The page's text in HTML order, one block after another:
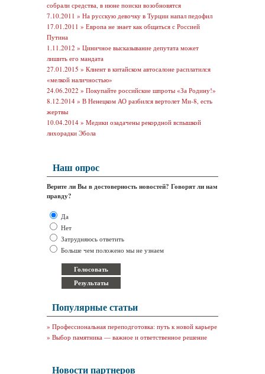
собрали средства, в июне поиски возобновятся
7.10.2011 » На русскую девочку в Турции напал педофил
17.01.2011 » Европа не знает как общаться с Россией
Путина
1.11.2012 » Циничное высказывание депутата может
лишить его мандата
27.01.2015 » Клиент в китайском автосалоне расплатился
«мелкой наличностью»
24.06.2022 » Покупайте российские шпроты «За Родину!»
8.12.2014 » В Ненецком АО разбился вертолет Ми-8, есть
жертвы
10.04.2014 » Медики озадачены рекордной вспышкой
лихорадки Эбола
Наш опрос
Верите ли Вы в достоверность новостей? Говорят ли нам
правду?
Да
Нет
Затрудняюсь ответить
Больше чем положено мы не узнаем
Популярные статьи
» Профессиональная переподготовка: путь к новой карьере
» Выбор памятника — важное и ответственное решение
Новости партнеров